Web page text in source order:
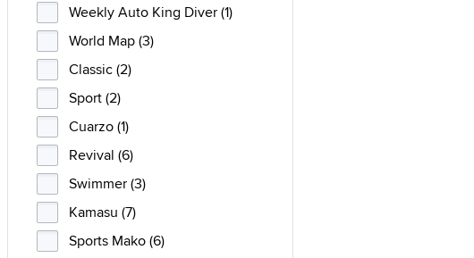
Weekly Auto King Diver (1)
World Map (3)
Classic (2)
Sport (2)
Cuarzo (1)
Revival (6)
Swimmer (3)
Kamasu (7)
Sports Mako (6)